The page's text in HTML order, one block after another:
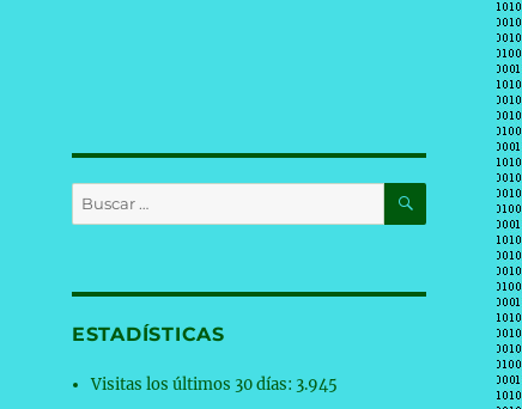
Buscar
por:
BUSCAR
ESTADÍSTICAS
Visitas los últimos 30 días: 3.945